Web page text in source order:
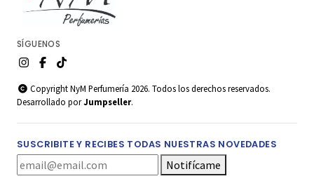
SÍGUENOS
Copyright NyM Perfumería 2026. Todos los derechos reservados.
Desarrollado porJumpseller.
SUSCRIBITE Y RECIBES TODAS NUESTRAS NOVEDADES
Notifícame